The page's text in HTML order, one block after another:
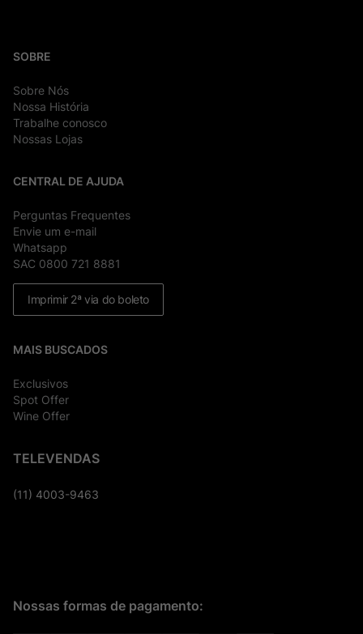
SOBRE
Sobre Nós
Nossa História
Trabalhe conosco
Nossas Lojas
CENTRAL DE AJUDA
Perguntas Frequentes
Envie um e-mail
Whatsapp
SAC 0800 721 8881
Imprimir 2ª via do boleto
MAIS BUSCADOS
Exclusivos
Spot Offer
Wine Offer
TELEVENDAS
(11) 4003-9463
Nossas formas de pagamento: